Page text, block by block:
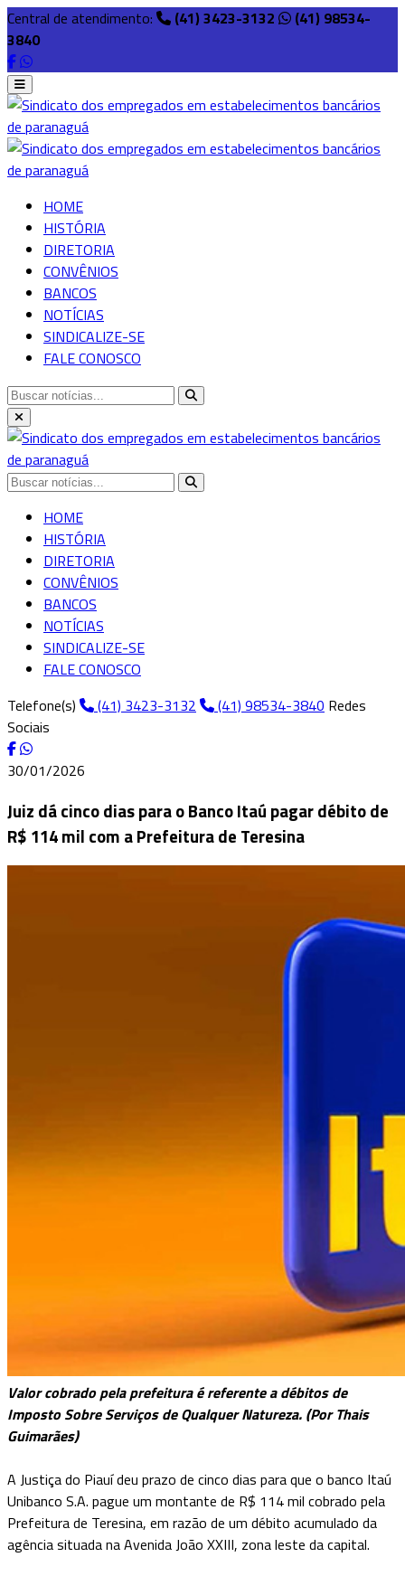
Central de atendimento: (41) 3423-3132
(41) 98534-
3840
HOME
HISTÓRIA
DIRETORIA
CONVÊNIOS
BANCOS
NOTÍCIAS
SINDICALIZE-SE
FALE CONOSCO
HOME
HISTÓRIA
DIRETORIA
CONVÊNIOS
BANCOS
NOTÍCIAS
SINDICALIZE-SE
FALE CONOSCO
Telefone(s)
(41) 3423-3132 (41) 98534-3840 Redes
Sociais
30/01/2026
Juiz dá cinco dias para o Banco Itaú pagar débito de
R$ 114 mil com a Prefeitura de Teresina
Valor cobrado pela prefeitura é referente a débitos de
Imposto Sobre Serviços de Qualquer Natureza. (Por Thais
Guimarães)
A Justiça do Piauí deu prazo de cinco dias para que o banco Itaú
Unibanco S.A. pague um montante de R$ 114 mil cobrado pela
Prefeitura de Teresina, em razão de um débito acumulado da
agência situada na Avenida João XXIII, zona leste da capital.